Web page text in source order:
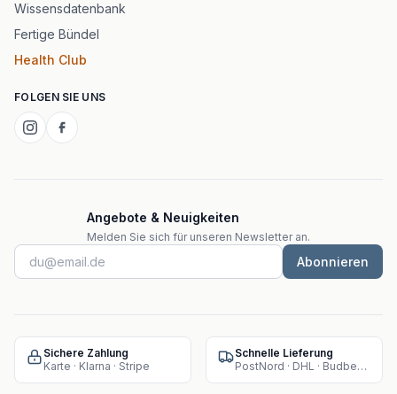
Wissensdatenbank
Fertige Bündel
Health Club
FOLGEN SIE UNS
Angebote & Neuigkeiten
Melden Sie sich für unseren Newsletter an.
Abonnieren
Sichere Zahlung
Karte · Klarna · Stripe
Schnelle Lieferung
PostNord · DHL · Budbee · Instabox